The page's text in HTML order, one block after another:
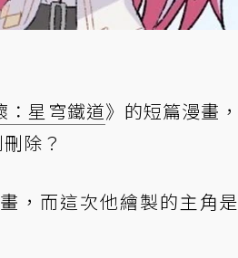
：星穹鐵道》的短篇漫畫，
除？
，而這次他繪製的主角是